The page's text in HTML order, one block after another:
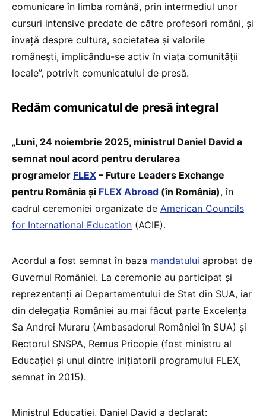
comunicare în limba română, prin intermediul unor
cursuri intensive predate de către profesori români, și
învață despre cultura, societatea și valorile
românești, implicându-se activ în viața comunității
locale”, potrivit comunicatului de presă.
Redăm comunicatul de presă integral
„Luni, 24 noiembrie 2025, ministrul Daniel David a
semnat noul acord pentru derularea
programelor FLEX – Future Leaders Exchange
pentru România și FLEX Abroad (în România), în
cadrul ceremoniei organizate de American Councils
for International Education (ACIE).
Acordul a fost semnat în baza mandatului aprobat de
Guvernul României. La ceremonie au participat și
reprezentanți ai Departamentului de Stat din SUA, iar
din delegația României au mai făcut parte Excelența
Sa Andrei Muraru (Ambasadorul României în SUA) și
Rectorul SNSPA, Remus Pricopie (fost ministru al
Educației și unul dintre inițiatorii programului FLEX,
semnat în 2015).
Ministrul Educației, Daniel David a declarat: